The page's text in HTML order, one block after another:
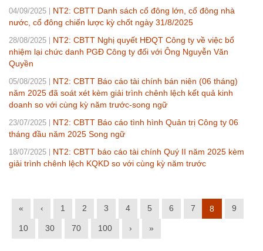
04/09/2025
NT2: CBTT Danh sách cổ đông lớn, cổ đông nhà
nước, cổ đông chiến lược kỳ chốt ngày 31/8/2025
28/08/2025
NT2: CBTT Nghị quyết HĐQT Công ty về việc bổ
nhiệm lại chức danh PGĐ Công ty đối với Ông Nguyễn Văn
Quyền
05/08/2025
NT2: CBTT Báo cáo tài chính bán niên (06 tháng)
năm 2025 đã soát xét kèm giải trình chênh lệch kết quả kinh
doanh so với cùng kỳ năm trước-song ngữ
23/07/2025
NT2: CBTT Báo cáo tình hình Quản trị Công ty 06
tháng đầu năm 2025 Song ngữ
18/07/2025
NT2: CBTT báo cáo tài chính Quý II năm 2025 kèm
giải trình chênh lệch KQKD so với cùng kỳ năm trước
« ‹ 1 2 3 4 5 6 7 8 9
10 30 70 100 › »